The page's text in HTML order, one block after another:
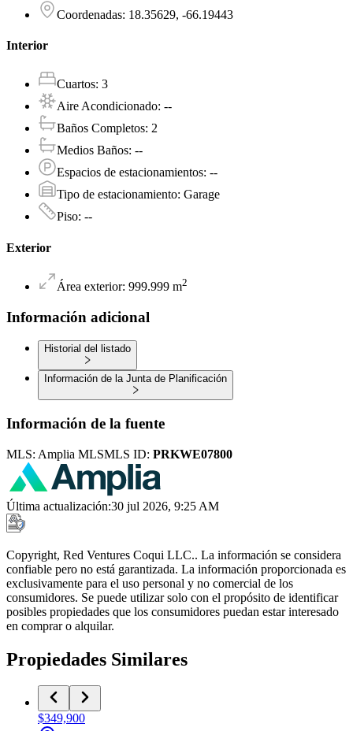
Coordenadas: 18.35629, -66.19443
Interior
Cuartos: 3
Aire Acondicionado: --
Baños Completos: 2
Medios Baños: --
Espacios de estacionamientos: --
Tipo de estacionamiento: Garage
Piso: --
Exterior
Área exterior: 999.999 m2
Información adicional
Historial del listado
Información de la Junta de Planificación
Información de la fuente
MLS: Amplia MLSMLS ID: PRKWE07800
Última actualización:30 jul 2026, 9:25 AM
Copyright, Red Ventures Coqui LLC.. La información se considera
confiable pero no está garantizada. La información proporcionada es
exclusivamente para el uso personal y no comercial de los
consumidores. Se puede utilizar solo con el propósito de identificar
posibles propiedades que los consumidores puedan estar interesado
en comprar o alquilar.
Propiedades Similares
$349,900